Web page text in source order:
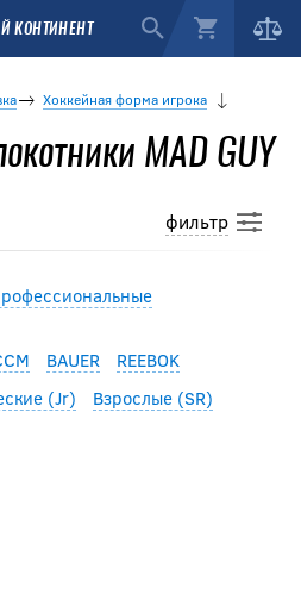
КОНТИНЕНТ
Хоккейная форма игрока
MAD GUY
фильтр
BAUER
REEBOK
(Jr) Взрослые (SR)